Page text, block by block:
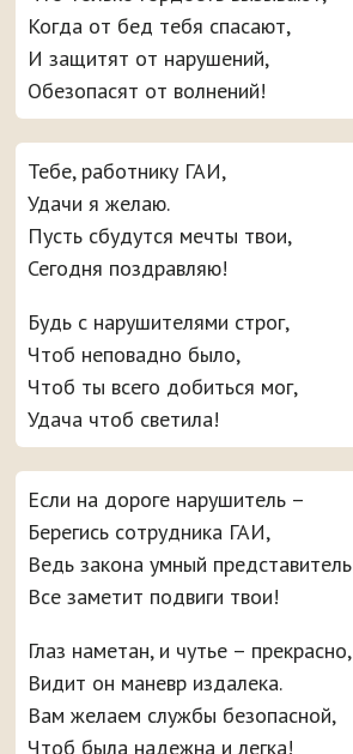
Когда от бед тебя спасают,
И защитят от нарушений,
Обезопасят от волнений!
Тебе, работнику ГАИ,
Удачи я желаю.
Пусть сбудутся мечты твои,
Сегодня поздравляю!
Будь с нарушителями строг,
Чтоб неповадно было,
Чтоб ты всего добиться мог,
Удача чтоб светила!
Если на дороге нарушитель –
Берегись сотрудника ГАИ,
Ведь закона умный представитель
Все заметит подвиги твои!
Глаз наметан, и чутье – прекрасно,
Видит он маневр издалека.
Вам желаем службы безопасной,
Чтоб была надежна и легка!